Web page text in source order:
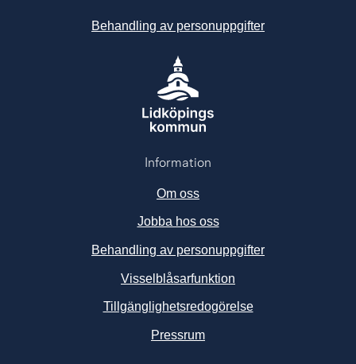
Behandling av personuppgifter
Information
Om oss
Jobba hos oss
Behandling av personuppgifter
Visselblåsarfunktion
Tillgänglighetsredogörelse
PressrumLänk till annan webbplats,